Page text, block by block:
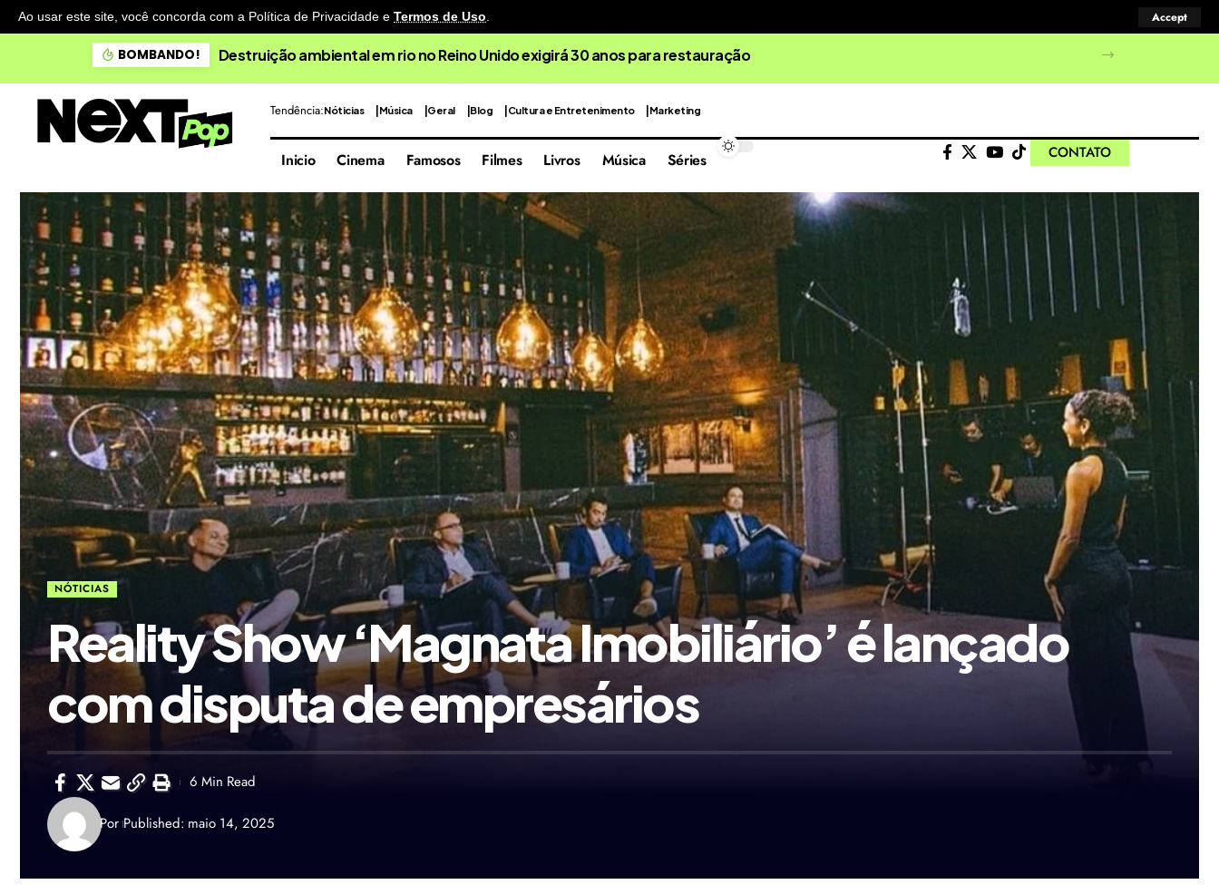
Ao usar este site, você concorda com a Política de Privacidade e Termos de Uso. Accept
BOMBANDO! Destruição ambiental em rio no Reino Unido exigirá 30 anos para restauração
Tendência:Nóticias Música Geral Blog Cultura e Entretenimento Marketing
Inicio Cinema Famosos Filmes Livros Música Séries CONTATO
NÓTICIAS
Reality Show ‘Magnata Imobiliário’ é lançado
com disputa de empresários
Por Published: maio 14, 2025
6 Min Read